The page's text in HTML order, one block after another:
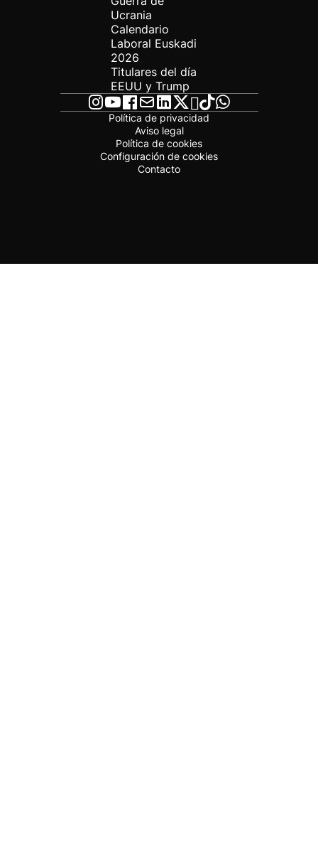
Ucrania
Calendario
Laboral Euskadi
2026
Titulares del día
EEUU y Trump
Política de privacidad
Aviso legal
Política de cookies
Configuración de cookies
Contacto